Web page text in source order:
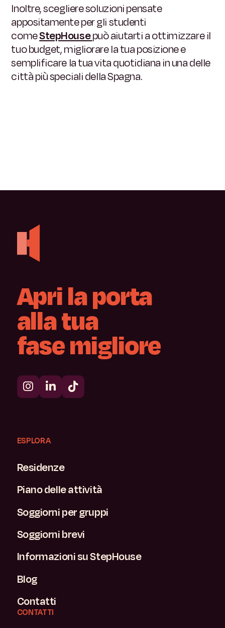
Inoltre, scegliere soluzioni pensate
appositamente per gli studenti
comeStepHousepuò aiutarti a ottimizzare il
tuo budget, migliorare la tua posizione e
semplificare la tua vita quotidiana in una delle
città più speciali della Spagna.
Aprilaporta
allatua
fasemigliore
ESPLORA
Residenze
Piano delle attività
Soggiorni per gruppi
Soggiorni brevi
Informazioni su StepHouse
Blog
Contatti
CONTATTI